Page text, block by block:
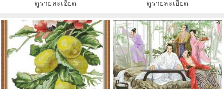
ดูรายละเอียด ดูรายละเอียด